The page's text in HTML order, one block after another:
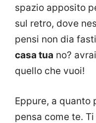
spazio apposito
sul retro, dove
pensi non dia
casa tua no?
quello che vuoi!
Eppure, a quanto
pensa come te.